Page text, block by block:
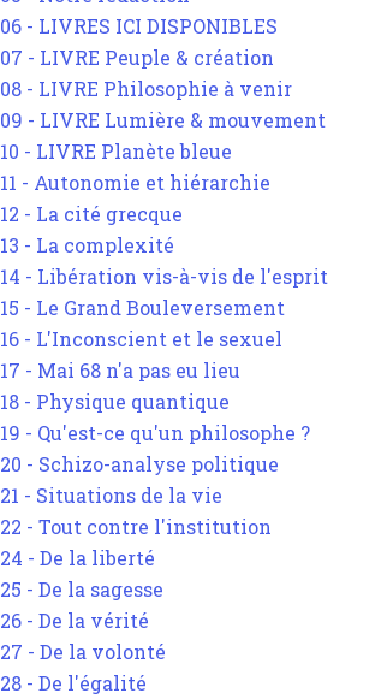
06 - LIVRES ICI DISPONIBLES
07 - LIVRE Peuple & création
08 - LIVRE Philosophie à venir
09 - LIVRE Lumière & mouvement
10 - LIVRE Planète bleue
11 - Autonomie et hiérarchie
12 - La cité grecque
13 - La complexité
14 - Libération vis-à-vis de l'esprit
15 - Le Grand Bouleversement
16 - L'Inconscient et le sexuel
17 - Mai 68 n'a pas eu lieu
18 - Physique quantique
19 - Qu'est-ce qu'un philosophe ?
20 - Schizo-analyse politique
21 - Situations de la vie
22 - Tout contre l'institution
24 - De la liberté
25 - De la sagesse
26 - De la vérité
27 - De la volonté
28 - De l'égalité